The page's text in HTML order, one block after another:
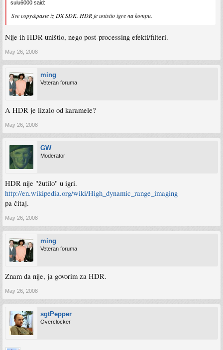
sulu6000 said:
Sve copy&paste iz DX SDK. HDR je unistio igre na kompu.
Nije ih HDR uništio, nego post-processing efekti/filteri.
May 26, 2008
ming
Veteran foruma
A HDR je lizalo od karamele?
May 26, 2008
GW
Moderator
HDR nije "žutilo" u igri.
http://en.wikipedia.org/wiki/High_dynamic_range_imaging
pa čitaj.
May 26, 2008
ming
Veteran foruma
Znam da nije, ja govorim za HDR.
May 26, 2008
sgtPepper
Overclocker